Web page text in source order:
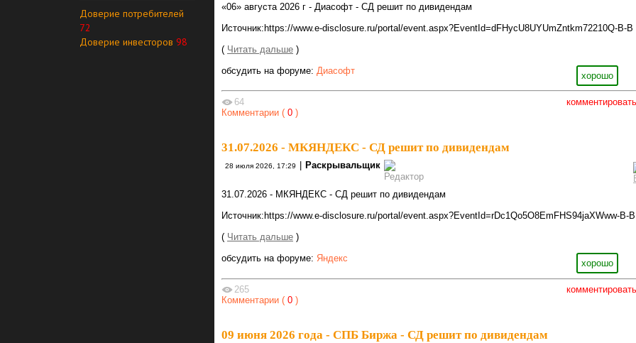
Доверие потребителей
72
Доверие инвесторов 98
«06» августа 2026 г - Диасофт - СД решит по дивидендам
Источник:https://www.e-disclosure.ru/portal/event.aspx?EventId=dFHycU8UYUmZntkm72210Q-B-B
( Читать дальше )
хорошо
обсудить на форуме: Диасофт
комментировать
64
Комментарии ( 0 )
31.07.2026 - МКЯНДЕКС - СД решит по дивидендам
28 июля 2026, 17:29 Раскрывальщик
31.07.2026 - МКЯНДЕКС - СД решит по дивидендам
Источник:https://www.e-disclosure.ru/portal/event.aspx?EventId=rDc1Qo5O8EmFHS94jaXWww-B-B
( Читать дальше )
хорошо
обсудить на форуме: Яндекс
комментировать
265
Комментарии ( 0 )
09 июня 2026 года - СПБ Биржа - СД решит по дивидендам